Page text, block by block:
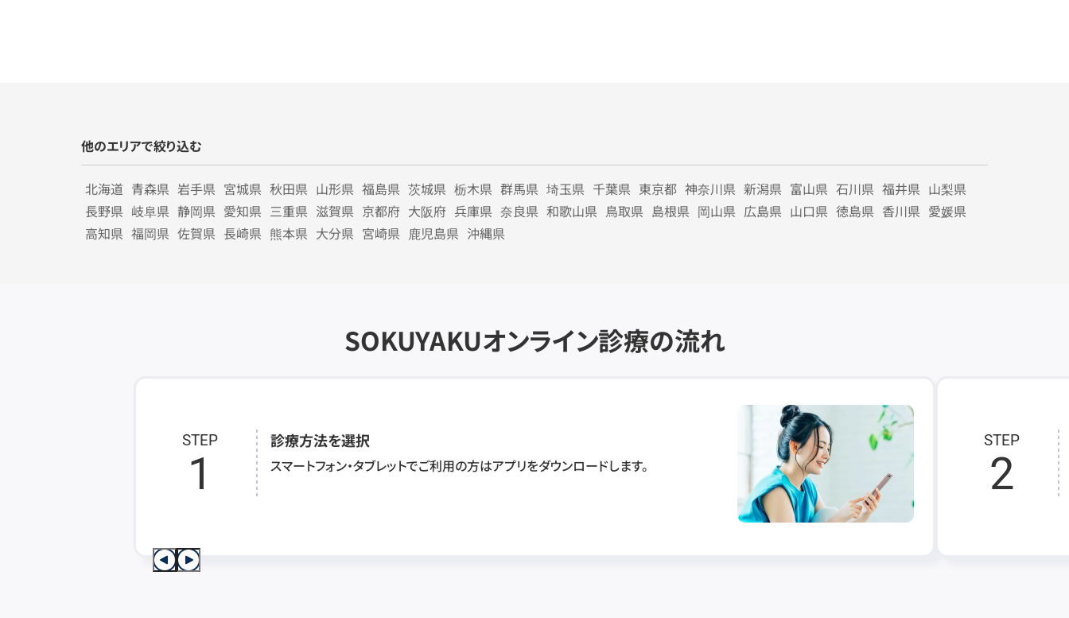
他のエリアで絞り込む
北海道 青森県 岩手県 宮城県 秋田県 山形県 福島県 茨城県 栃木県 群馬県 埼玉県 千葉県 東京都 神奈川県 新潟県 富山県 石川県 福井県 山梨県
長野県 岐阜県 静岡県 愛知県 三重県 滋賀県 京都府 大阪府 兵庫県 奈良県 和歌山県 鳥取県 島根県 岡山県 広島県 山口県 徳島県 香川県 愛媛県
高知県 福岡県 佐賀県 長崎県 熊本県 大分県 宮崎県 鹿児島県 沖縄県
SOKUYAKUオンライン診療の流れ
STEP
1
診療方法を選択
スマートフォン・タブレットでご利用の方はアプリをダウンロードします。
STEP
2